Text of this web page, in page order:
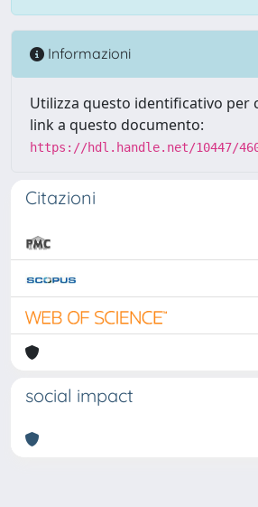
Informazioni
Utilizza questo identificativo per
link a questo documento:
https://hdl.handle.net/10447/
Citazioni
social impact